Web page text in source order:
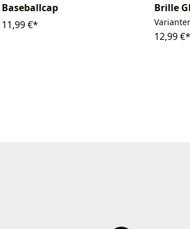
Baseballcap
11,99 €*
Brille
12,99 €*